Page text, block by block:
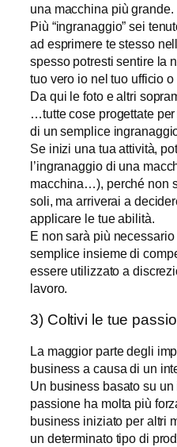
una macchina più grande.
Più “ingranaggio” sei
ad esprimere te stesso
spesso potresti sentire la
tuo vero io nel tuo ufficio
Da qui le foto e altri
…tutte cose progettate
di un semplice
Se inizi una tua attività,
l’ingranaggio di una
macchina…), perché non
soli, ma arriverai a
applicare le tue abilità.
E non sarà più
semplice insieme di
essere utilizzato a
lavoro.
3) Coltivi le tue
La maggior parte degli
business a causa di un
Un business basato su
passione ha molta più
business iniziato per altri
un determinato tipo di